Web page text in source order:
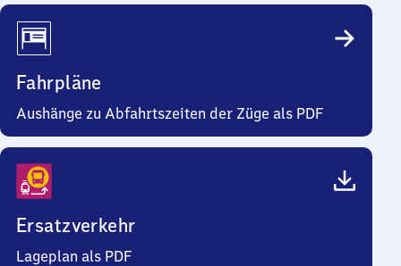
Fahrpläne
Aushänge zu Abfahrtszeiten der Züge als PDF
Ersatzverkehr
Lageplan als PDF